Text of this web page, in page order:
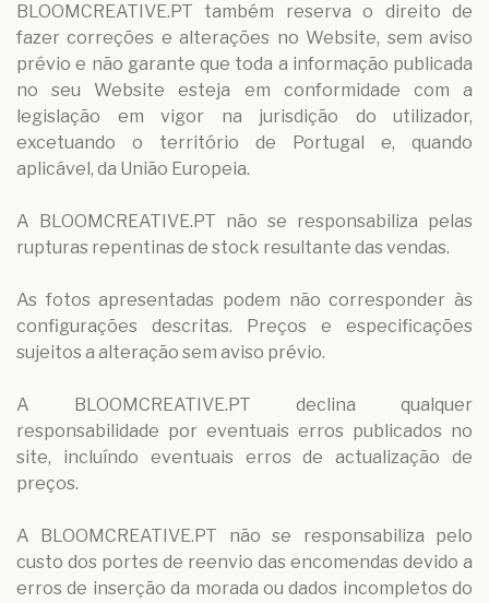
BLOOMCREATIVE.PT também reserva o direito de
fazer correções e alterações no Website, sem aviso
prévio e não garante que toda a informação publicada
no seu Website esteja em conformidade com a
legislação em vigor na jurisdição do utilizador,
excetuando o território de Portugal e, quando
aplicável, da União Europeia.
A BLOOMCREATIVE.PT não se responsabiliza pelas
rupturas repentinas de stock resultante das vendas.
As fotos apresentadas podem não corresponder às
configurações descritas. Preços e especificações
sujeitos a alteração sem aviso prévio.
A BLOOMCREATIVE.PT declina qualquer
responsabilidade por eventuais erros publicados no
site, incluíndo eventuais erros de actualização de
preços.
A BLOOMCREATIVE.PT não se responsabiliza pelo
custo dos portes de reenvio das encomendas devido a
erros de inserção da morada ou dados incompletos do